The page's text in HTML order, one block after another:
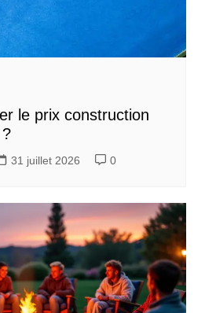
le prix construction
31 juillet 2026 0